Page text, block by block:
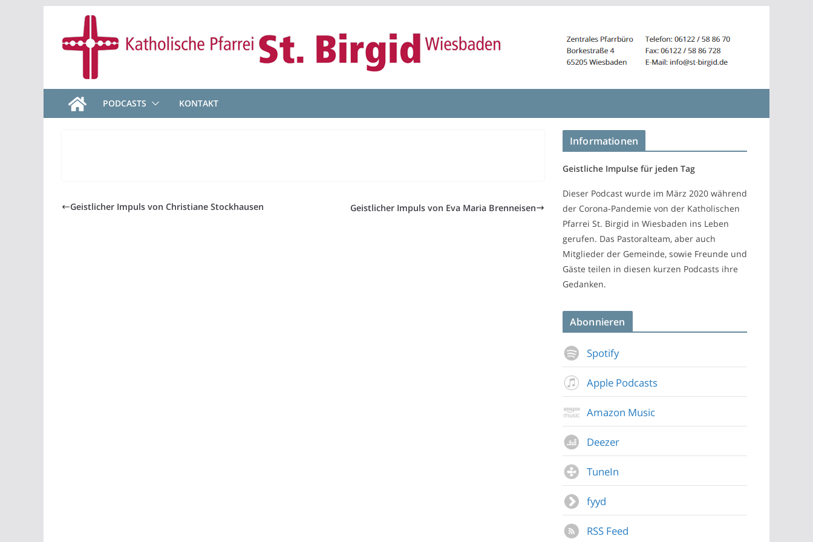
springen
PODCASTS KONTAKT
Geistlicher Impuls von Christiane Stockhausen Geistlicher Impuls von Eva Maria Brenneisen
Informationen
Geistliche Impulse für jeden Tag
Dieser Podcast wurde im März 2020 während
der Corona-Pandemie von der Katholischen
Pfarrei St. Birgid in Wiesbaden ins Leben
gerufen. Das Pastoralteam, aber auch
Mitglieder der Gemeinde, sowie Freunde und
Gäste teilen in diesen kurzen Podcasts ihre
Gedanken.
Abonnieren
Spotify
Apple Podcasts
Amazon Music
Deezer
TuneIn
fyyd
RSS Feed